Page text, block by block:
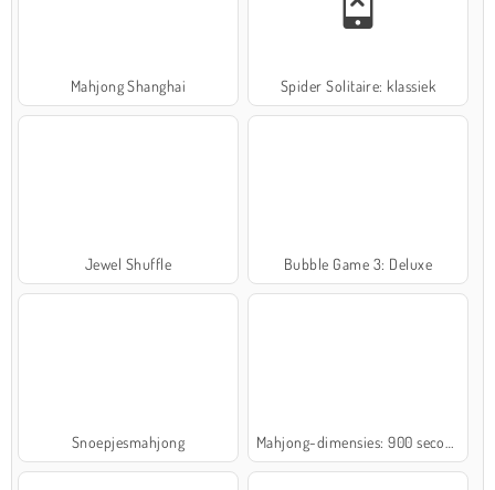
Mahjong Shanghai Spider Solitaire: klassiek
Jewel Shuffle Bubble Game 3: Deluxe
Snoepjesmahjong